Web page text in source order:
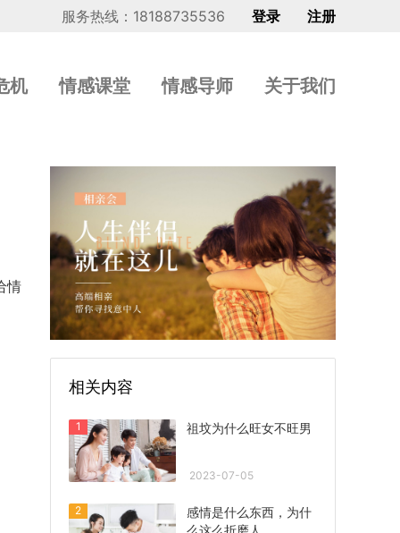
服务热线：18188735536 登录 注册
机 情感课堂 情感导师 关于我们
情
相关内容
1 祖坟为什么旺女不旺男
2023-07-05
2
感情是什么东西，为什
么这么折磨人